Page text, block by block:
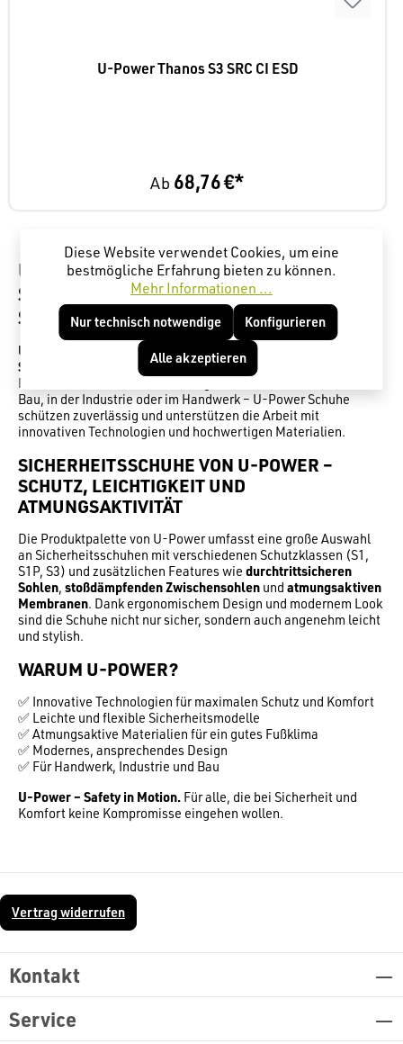
U-Power Thanos S3 SRC CI ESD
Ab 68,76 €*
U-POWER – INNOVATIVE
SICHERHEITSSCHUHE FÜR PROFIS MIT
STIL UND KOMFORT
U-Power
ist eine führende Marke im Bereich
Sicherheitsschuhe
, die modernes Design mit maximaler
Funktionalität und höchstem Tragekomfort verbindet. Ob im
Bau, in der Industrie oder im Handwerk – U-Power Schuhe
schützen zuverlässig und unterstützen die Arbeit mit
innovativen Technologien und hochwertigen Materialien.
SICHERHEITSSCHUHE VON U-POWER –
SCHUTZ, LEICHTIGKEIT UND
ATMUNGSAKTIVITÄT
Die Produktpalette von U-Power umfasst eine große Auswahl
an Sicherheitsschuhen mit verschiedenen Schutzklassen (S1,
S1P, S3) und zusätzlichen Features wie durchtrittsicheren
Sohlen, stoßdämpfenden Zwischensohlen und atmungsaktiven
Membranen. Dank ergonomischem Design und modernem Look
sind die Schuhe nicht nur sicher, sondern auch angenehm leicht
und stylish.
WARUM U-POWER?
✅ Innovative Technologien für maximalen Schutz und Komfort
✅ Leichte und flexible Sicherheitsmodelle
✅ Atmungsaktive Materialien für ein gutes Fußklima
✅ Modernes, ansprechendes Design
✅ Für Handwerk, Industrie und Bau
U-Power – Safety in Motion. Für alle, die bei Sicherheit und
Komfort keine Kompromisse eingehen wollen.
Vertrag widerrufen
Kontakt
Service
Diese Website verwendet Cookies, um eine
bestmögliche Erfahrung bieten zu können.
Mehr Informationen ...
Nur technisch notwendige Konfigurieren
Alle akzeptieren